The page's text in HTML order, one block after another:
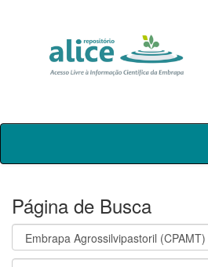
Skip
Página de Busca